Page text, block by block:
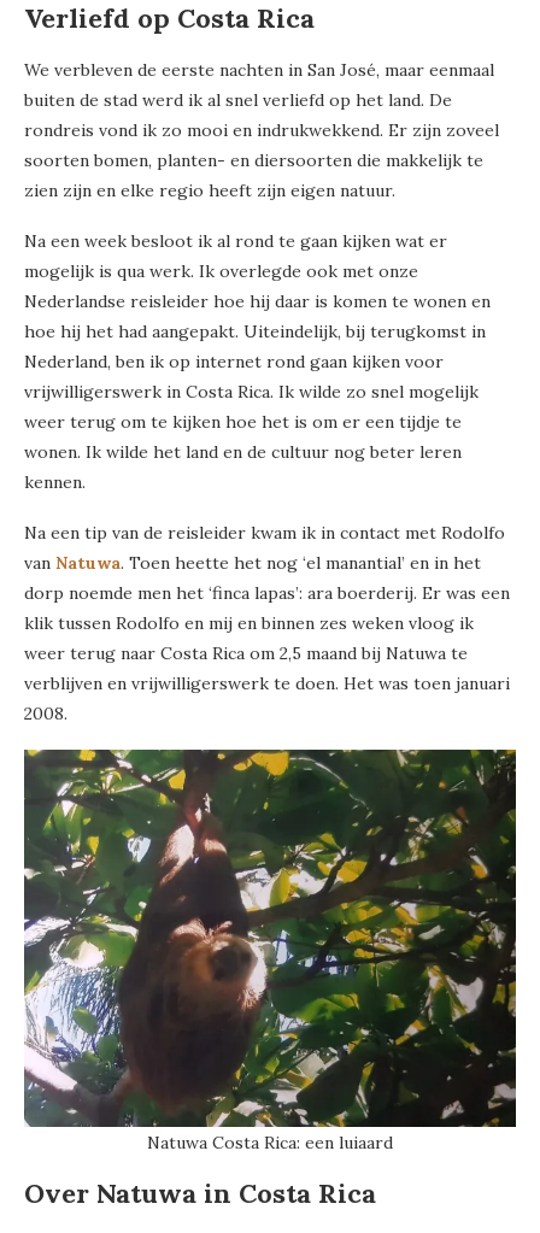
Verliefd op Costa Rica
We verbleven de eerste nachten in San José, maar eenmaal
buiten de stad werd ik al snel verliefd op het land. De
rondreis vond ik zo mooi en indrukwekkend. Er zijn zoveel
soorten bomen, planten- en diersoorten die makkelijk te
zien zijn en elke regio heeft zijn eigen natuur.
Na een week besloot ik al rond te gaan kijken wat er
mogelijk is qua werk. Ik overlegde ook met onze
Nederlandse reisleider hoe hij daar is komen te wonen en
hoe hij het had aangepakt. Uiteindelijk, bij terugkomst in
Nederland, ben ik op internet rond gaan kijken voor
vrijwilligerswerk in Costa Rica. Ik wilde zo snel mogelijk
weer terug om te kijken hoe het is om er een tijdje te
wonen. Ik wilde het land en de cultuur nog beter leren
kennen.
Na een tip van de reisleider kwam ik in contact met Rodolfo
van Natuwa. Toen heette het nog ‘el manantial’ en in het
dorp noemde men het ‘finca lapas’: ara boerderij. Er was een
klik tussen Rodolfo en mij en binnen zes weken vloog ik
weer terug naar Costa Rica om 2,5 maand bij Natuwa te
verblijven en vrijwilligerswerk te doen. Het was toen januari
2008.
Natuwa Costa Rica: een luiaard
Over Natuwa in Costa Rica